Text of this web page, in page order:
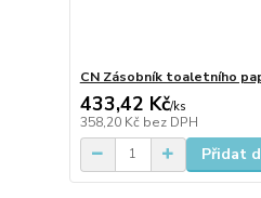
CN Zásobník toaletního
433,42 Kč/ks
358,20 Kč bez DPH
Přidat